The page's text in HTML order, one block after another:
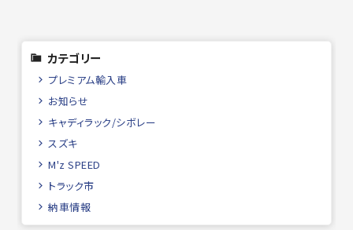
カテゴリー
プレミアム輸入車
お知らせ
キャディラック/シボレー
スズキ
M'z SPEED
トラック市
納車情報